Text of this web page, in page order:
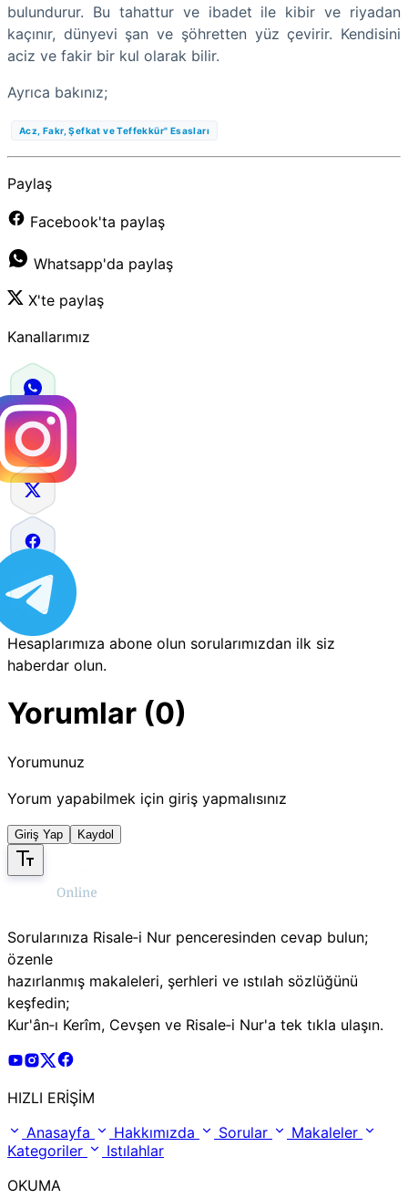
bulundurur. Bu tahattur ve ibadet ile kibir ve riyadan
kaçınır, dünyevi şan ve şöhretten yüz çevirir. Kendisini
aciz ve fakir bir kul olarak bilir.
Ayrıca bakınız;
Acz, Fakr, Şefkat ve Teffekkür" Esasları
Paylaş
Facebook'ta paylaş
Whatsapp'da paylaş
X'te paylaş
Kanallarımız
Hesaplarımıza abone olun sorularımızdan ilk siz
haberdar olun.
Yorumlar (0)
Yorumunuz
Yorum yapabilmek için giriş yapmalısınız
Giriş Yap Kaydol
Sorularınıza Risale‑i Nur penceresinden cevap bulun;
özenle
hazırlanmış makaleleri, şerhleri ve ıstılah sözlüğünü
keşfedin;
Kur'ân‑ı Kerîm, Cevşen ve Risale‑i Nur'a tek tıkla ulaşın.
Risale Online Youtube Hesabı
Risale Online Instagram Hesabı
Risale Online X Hesabı
HIZLI ERİŞİM
Anasayfa
Hakkımızda Sorular
Makaleler
Kategoriler
Istılahlar
OKUMA